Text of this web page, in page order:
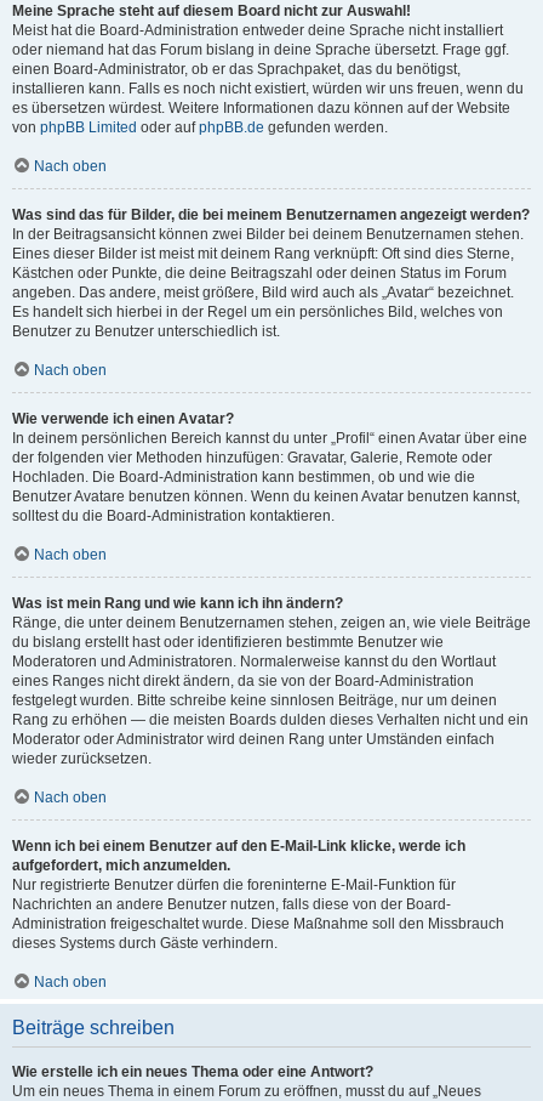
Meine Sprache steht auf diesem Board nicht zur Auswahl!
Meist hat die Board-Administration entweder deine Sprache nicht installiert
oder niemand hat das Forum bislang in deine Sprache übersetzt. Frage ggf.
einen Board-Administrator, ob er das Sprachpaket, das du benötigst,
installieren kann. Falls es noch nicht existiert, würden wir uns freuen, wenn du
es übersetzen würdest. Weitere Informationen dazu können auf der Website
von phpBB Limited oder aufphpBB.de gefunden werden.
Nach oben
Was sind das für Bilder, die bei meinem Benutzernamen angezeigt werden?
In der Beitragsansicht können zwei Bilder bei deinem Benutzernamen stehen.
Eines dieser Bilder ist meist mit deinem Rang verknüpft: Oft sind dies Sterne,
Kästchen oder Punkte, die deine Beitragszahl oder deinen Status im Forum
angeben. Das andere, meist größere, Bild wird auch als „Avatar“ bezeichnet.
Es handelt sich hierbei in der Regel um ein persönliches Bild, welches von
Benutzer zu Benutzer unterschiedlich ist.
Nach oben
Wie verwende ich einen Avatar?
In deinem persönlichen Bereich kannst du unter „Profil“ einen Avatar über eine
der folgenden vier Methoden hinzufügen: Gravatar, Galerie, Remote oder
Hochladen. Die Board-Administration kann bestimmen, ob und wie die
Benutzer Avatare benutzen können. Wenn du keinen Avatar benutzen kannst,
solltest du die Board-Administration kontaktieren.
Nach oben
Was ist mein Rang und wie kann ich ihn ändern?
Ränge, die unter deinem Benutzernamen stehen, zeigen an, wie viele Beiträge
du bislang erstellt hast oder identifizieren bestimmte Benutzer wie
Moderatoren und Administratoren. Normalerweise kannst du den Wortlaut
eines Ranges nicht direkt ändern, da sie von der Board-Administration
festgelegt wurden. Bitte schreibe keine sinnlosen Beiträge, nur um deinen
Rang zu erhöhen — die meisten Boards dulden dieses Verhalten nicht und ein
Moderator oder Administrator wird deinen Rang unter Umständen einfach
wieder zurücksetzen.
Nach oben
Wenn ich bei einem Benutzer auf den E-Mail-Link klicke, werde ich
aufgefordert, mich anzumelden.
Nur registrierte Benutzer dürfen die foreninterne E-Mail-Funktion für
Nachrichten an andere Benutzer nutzen, falls diese von der Board-
Administration freigeschaltet wurde. Diese Maßnahme soll den Missbrauch
dieses Systems durch Gäste verhindern.
Nach oben
Beiträge schreiben
Wie erstelle ich ein neues Thema oder eine Antwort?
Um ein neues Thema in einem Forum zu eröffnen, musst du auf „Neues